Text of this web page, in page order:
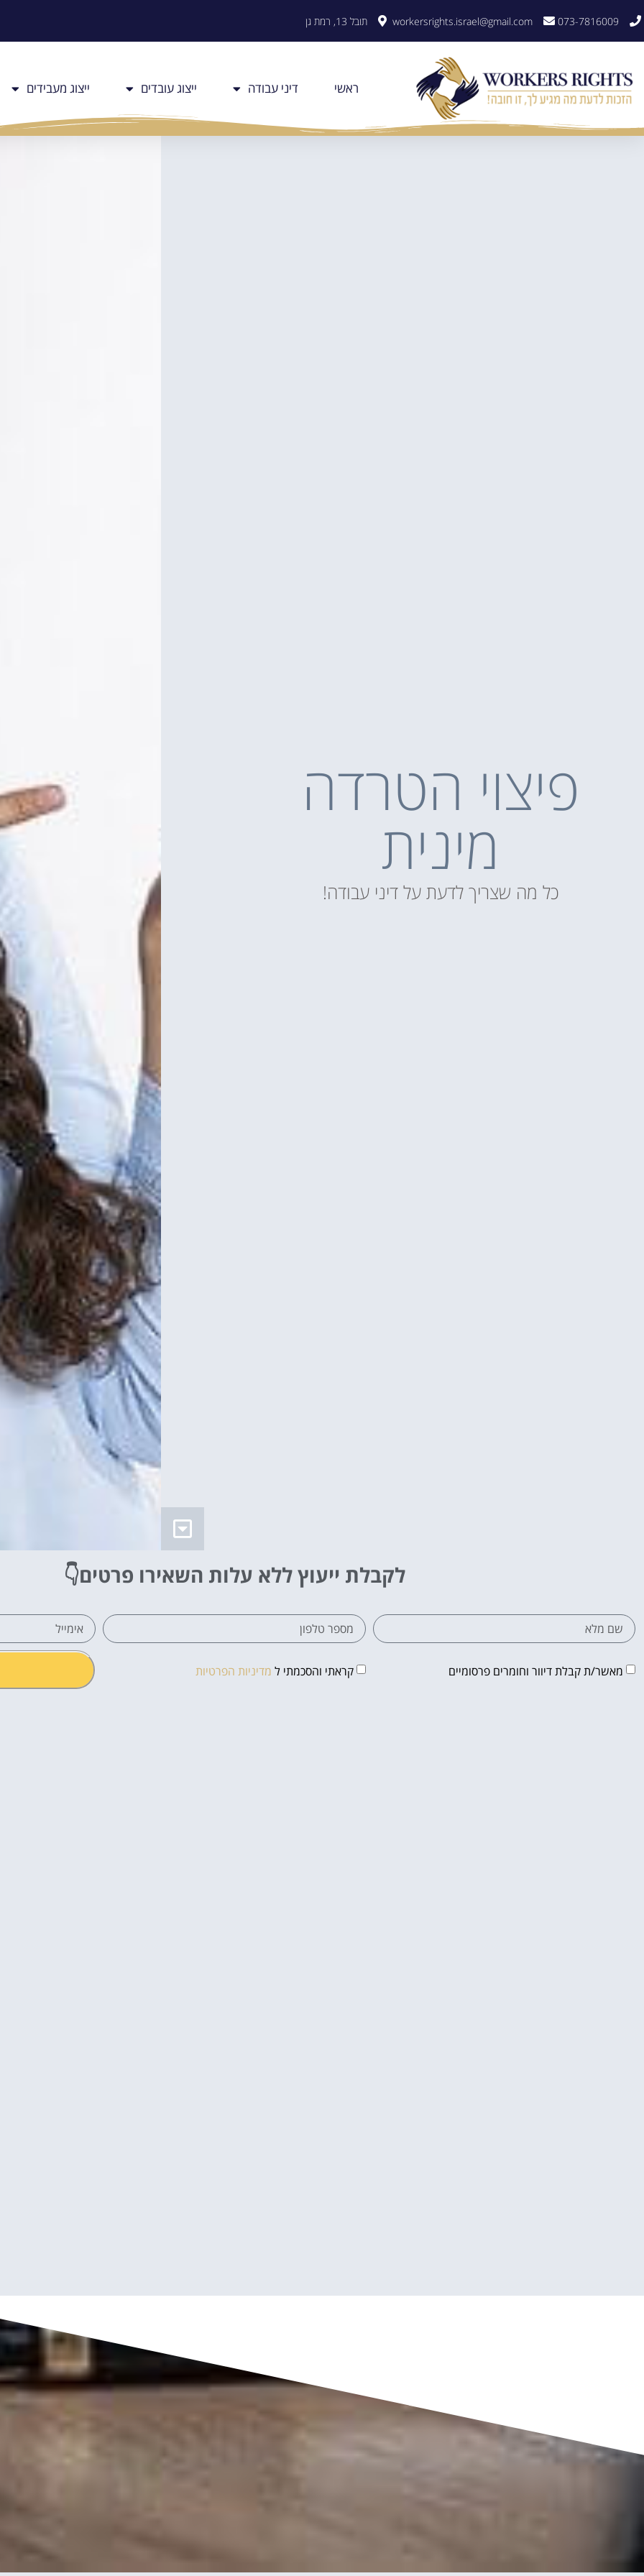
073-7816009
workersrights.israel@gmail.com תובל 13, רמת גן
ראשי דיני עבודה ייצוג עובדים ייצוג מעבידים
פיצוי הטרדה
מינית
כל מה שצריך לדעת על דיני עבודה!
לקבלת ייעוץ ללא עלות השאירו פרטים👇
מאשר/ת קבלת דיוור וחומרים פרסומיים קראתי והסכמתי ל מדיניות הפרטיות